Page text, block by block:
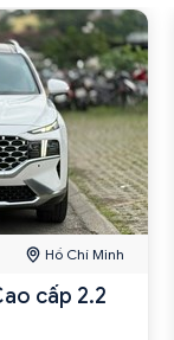
Hồ Chí Minh
cấp 2.2